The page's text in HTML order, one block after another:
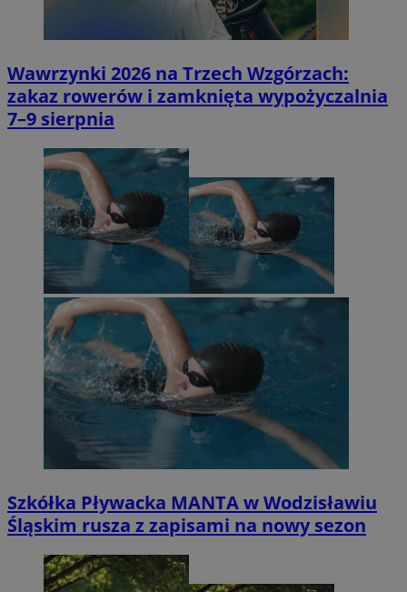
Wawrzynki 2026 na Trzech Wzgórzach:
zakaz rowerów i zamknięta wypożyczalnia
7–9 sierpnia
Szkółka Pływacka MANTA w Wodzisławiu
Śląskim rusza z zapisami na nowy sezon